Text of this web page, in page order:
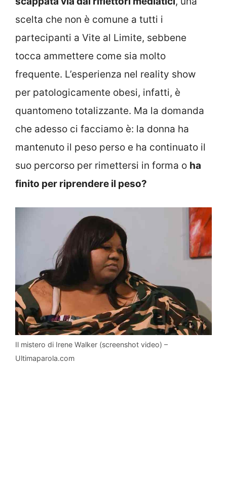
scelta che non è comune a tutti i
partecipanti a Vite al Limite, sebbene
tocca ammettere come sia molto
frequente. L’esperienza nel reality show
per patologicamente obesi, infatti, è
quantomeno totalizzante. Ma la domanda
che adesso ci facciamo è: la donna ha
mantenuto il peso perso e ha continuato il
suo percorso per rimettersi in forma o ha
finito per riprendere il peso?
Il mistero di Irene Walker (screenshot video) –
Ultimaparola.com